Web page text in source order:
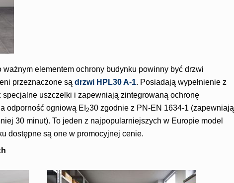
ważnym elementem ochrony budynku powinny być drzwi
przeznaczone sądrzwi HPL30 A-1. Posiadają wypełnienie z
specjalne uszczelki i zapewniają zintegrowaną ochronę
odporność ogniową EI230 zgodnie z PN-EN 1634-1 (zapewniają
30 minut). To jeden z najpopularniejszych w Europie model
dostępne są one w promocyjnej cenie.